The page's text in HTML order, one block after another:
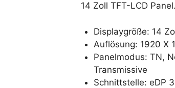
14 Zoll TFT-LCD Panel.
Displaygröße: 14
Auflösung: 1920 X
Panelmodus: TN,
Transmissive
Schnittstelle: eDP